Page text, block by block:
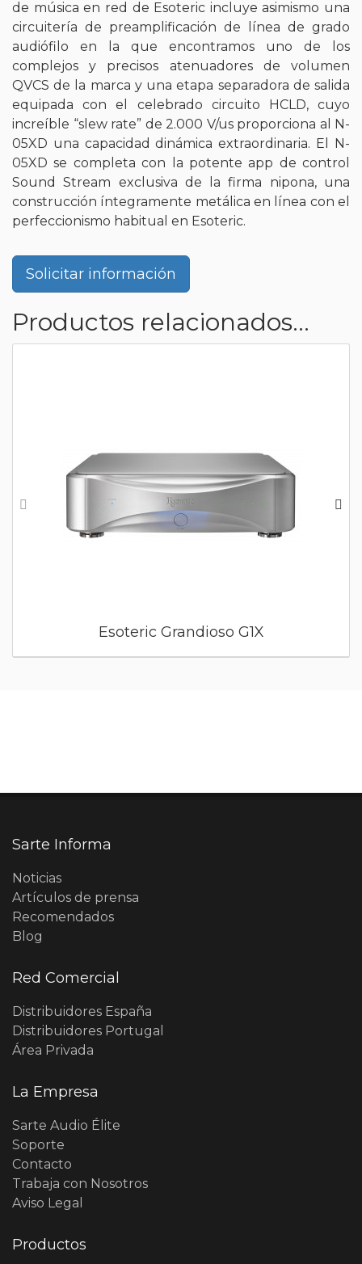
de música en red de Esoteric incluye asimismo una
circuitería de preamplificación de línea de grado
audiófilo en la que encontramos uno de los
complejos y precisos atenuadores de volumen
QVCS de la marca y una etapa separadora de salida
equipada con el celebrado circuito HCLD, cuyo
increíble “slew rate” de 2.000 V/us proporciona al N-
05XD una capacidad dinámica extraordinaria. El N-
05XD se completa con la potente app de control
Sound Stream exclusiva de la firma nipona, una
construcción íntegramente metálica en línea con el
perfeccionismo habitual en Esoteric.
Solicitar información
Productos relacionados...
Esoteric Grandioso G1X
Sarte Informa
Noticias
Artículos de prensa
Recomendados
Blog
Red Comercial
Distribuidores España
Distribuidores Portugal
Área Privada
La Empresa
Sarte Audio Élite
Soporte
Contacto
Trabaja con Nosotros
Aviso Legal
Productos